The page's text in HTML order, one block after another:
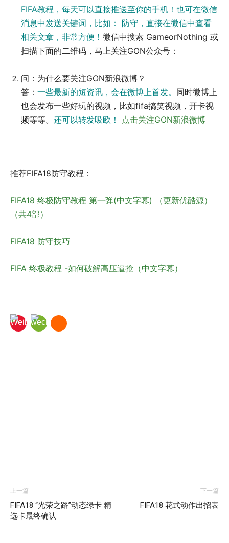
FIFA教程，每天可以直接推送至你的手机！也可在微信
消息中发送关键词，比如： 防守，直接在微信中查看
相关文章，非常方便！ 微信中搜索 GameorNothing 或
扫描下面的二维码，马上关注GON公众号：
问：为什么要关注GON新浪微博？
答： 一些最新的短资讯，会在微博上首发。 同时微博上
也会发布一些好玩的视频，比如fifa搞笑视频，开卡视
频等等。 还可以转发吸欧！ 点击关注GON新浪微博
推荐FIFA18防守教程：
FIFA18 终极防守教程 第一弹(中文字幕) （更新优酷源）
（共4部）
FIFA18 防守技巧
FIFA 终极教程 -如何破解高压逼抢（中文字幕）
上一篇
FIFA18 “光荣之路”动态绿卡 精
选卡最终确认
下一篇
FIFA18 花式动作出招表